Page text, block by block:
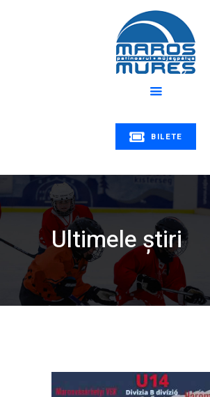
BILETE
Ultimele știri
PATINOARUL
Patinoarul Mureș | Maros